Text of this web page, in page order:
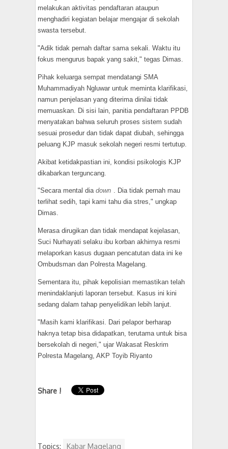
melakukan aktivitas pendaftaran ataupun
menghadiri kegiatan belajar mengajar di sekolah
swasta tersebut.
​"Adik tidak pernah daftar sama sekali. Waktu itu
fokus mengurus bapak yang sakit," tegas Dimas.
​Pihak keluarga sempat mendatangi SMA
Muhammadiyah Ngluwar untuk meminta klarifikasi,
namun penjelasan yang diterima dinilai tidak
memuaskan. Di sisi lain, panitia pendaftaran PPDB
menyatakan bahwa seluruh proses sistem sudah
sesuai prosedur dan tidak dapat diubah, sehingga
peluang KJP masuk sekolah negeri resmi tertutup.
​Akibat ketidakpastian ini, kondisi psikologis KJP
dikabarkan terguncang.
"Secara mental dia down . Dia tidak pernah mau
terlihat sedih, tapi kami tahu dia stres," ungkap
Dimas.
​Merasa dirugikan dan tidak mendapat kejelasan,
Suci Nurhayati selaku ibu korban akhirnya resmi
melaporkan kasus dugaan pencatutan data ini ke
Ombudsman dan Polresta Magelang.
​Sementara itu, pihak kepolisian memastikan telah
menindaklanjuti laporan tersebut. Kasus ini kini
sedang dalam tahap penyelidikan lebih lanjut.
​"Masih kami klarifikasi. Dari pelapor berharap
haknya tetap bisa didapatkan, terutama untuk bisa
bersekolah di negeri," ujar Wakasat Reskrim
Polresta Magelang, AKP Toyib Riyanto
Share !
Topics: Kabar Magelang